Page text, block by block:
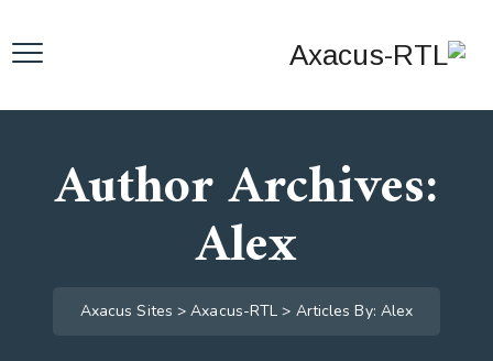
Author Archives:
Alex
Axacus Sites >Axacus-RTL > Articles By: Alex